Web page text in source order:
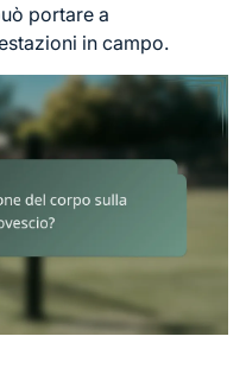
portare a
in campo.